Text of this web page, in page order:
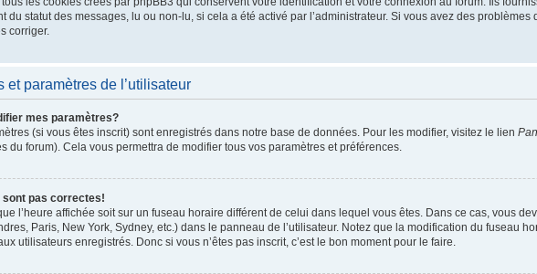
du statut des messages, lu ou non-lu, si cela a été activé par l’administrateur. Si vous avez des
corriger.
et paramètres de l’utilisateur
mes paramètres?
(si vous êtes inscrit) sont enregistrés dans notre base de données. Pour les modifier, visitez le lien
du forum). Cela vous permettra de modifier tous vos paramètres et préférences.
sont pas correctes!
l’heure affichée soit sur un fuseau horaire différent de celui dans lequel vous êtes. Dans ce cas, vous
Paris, New York, Sydney, etc.) dans le panneau de l’utilisateur. Notez que la modification du fuseau
utilisateurs enregistrés. Donc si vous n’êtes pas inscrit, c’est le bon moment pour le faire.